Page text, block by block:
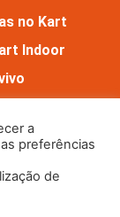
no Kart
Indoor
a
preferências
de